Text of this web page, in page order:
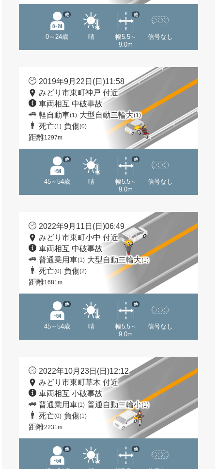
0～24歳
他
晴
幅5.5～
9.0m
他
信号なし
2019年9月22日(日)11:58
みどり市東町神戸 付近
車両相互 中破事故
軽自動車(1) 大型自動二輪大(1)
死亡(1) 負傷(0)
距離1297m
45～54歳
他
晴
幅5.5～
9.0m
他
信号なし
2022年9月11日(日)06:49
みどり市東町小中 付近
車両相互 中破事故
普通乗用車(1) 大型自動二輪大(1)
死亡(0) 負傷(2)
距離1681m
45～54歳
他
晴
幅5.5～
9.0m
他
信号なし
2022年10月23日(日)12:12
みどり市東町草木 付近
車両相互 小破事故
普通乗用車(1) 普通自動二輪小(1)
死亡(0) 負傷(1)
距離2231m
他 他